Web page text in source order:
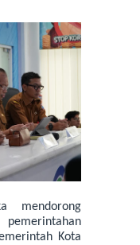
mendorong
pemerintahan
Kota